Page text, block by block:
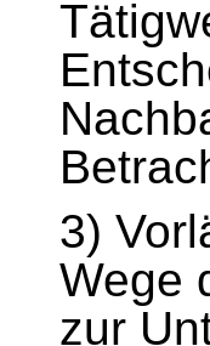
3)
Wege
zur